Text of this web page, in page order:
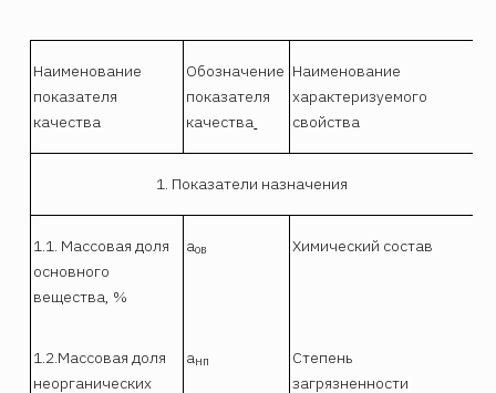
Наименование
показателя
качества
Обозначение
показателя
качества
Наименование
характеризуемого
свойства
1. Показатели назначения
1.1. Массовая доля
основного
вещества, %
аов Химический состав
1.2.Массовая доля
неорганических
анп
Степень
загрязненности